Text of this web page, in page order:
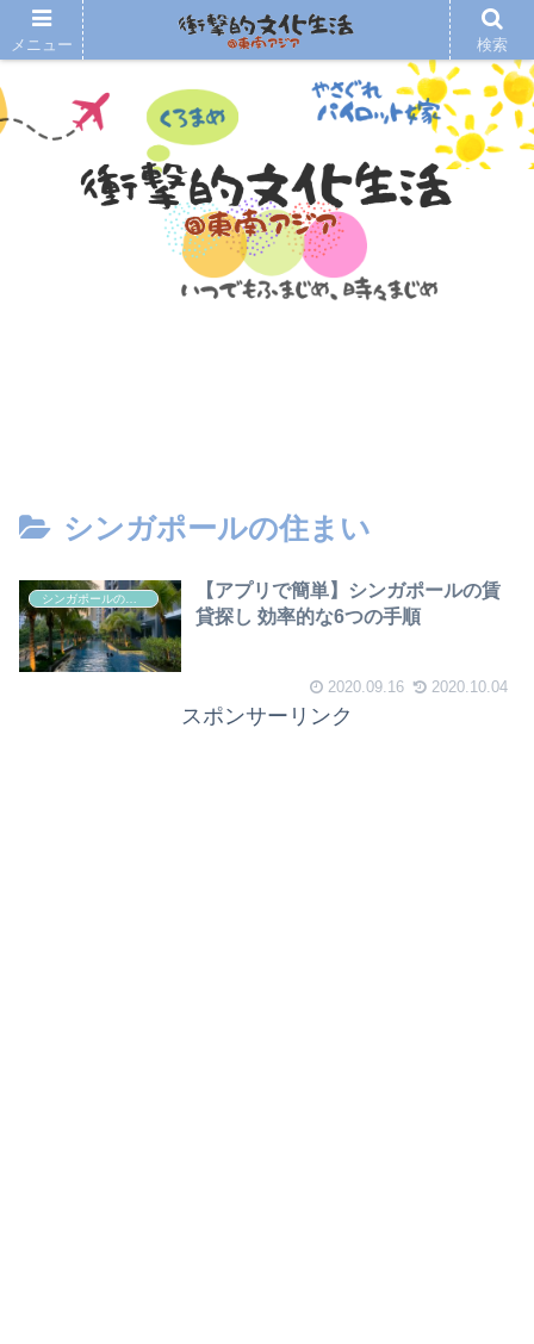
シンガポールの住まい
【アプリで簡単】シンガポールの賃
貸探し 効率的な6つの手順
2020.09.16 2020.10.04
スポンサーリンク
メニュー 検索